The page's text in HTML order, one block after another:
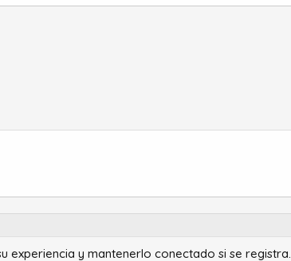
2022 XenForo Ltd.
experiencia y mantenerlo conectado si se registra.